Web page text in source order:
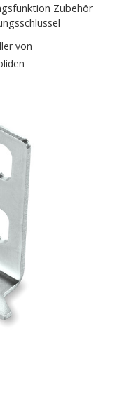
Zubehör
von